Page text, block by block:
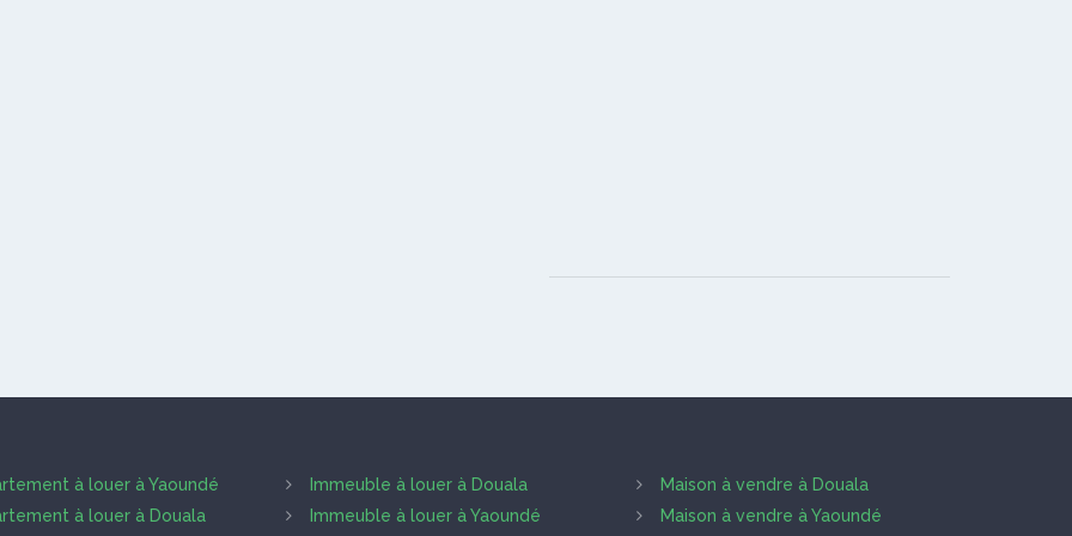
à louer à Yaoundé
à louer à Douala
Immeuble à louer à Douala
Immeuble à louer à Yaoundé
Maison à vendre à Douala
Maison à vendre à Yaoundé